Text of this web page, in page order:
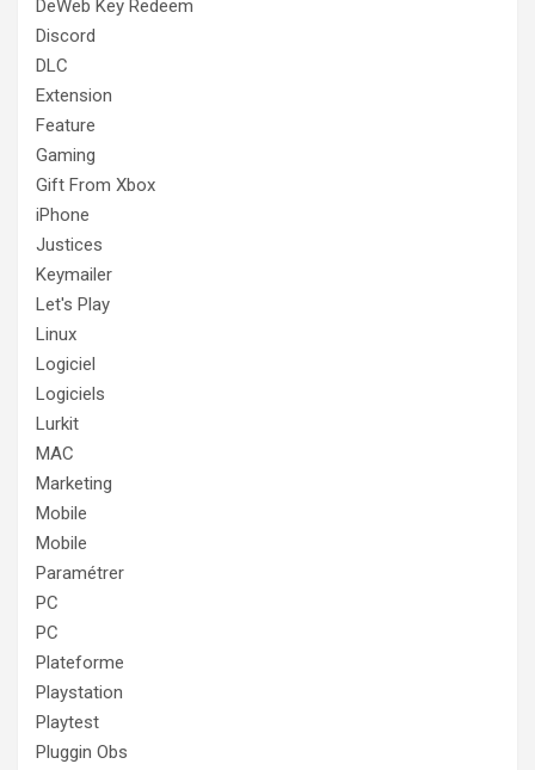
DeWeb Key Redeem
Discord
DLC
Extension
Feature
Gaming
Gift From Xbox
iPhone
Justices
Keymailer
Let's Play
Linux
Logiciel
Logiciels
Lurkit
MAC
Marketing
Mobile
Mobile
Paramétrer
PC
PC
Plateforme
Playstation
Playtest
Pluggin Obs